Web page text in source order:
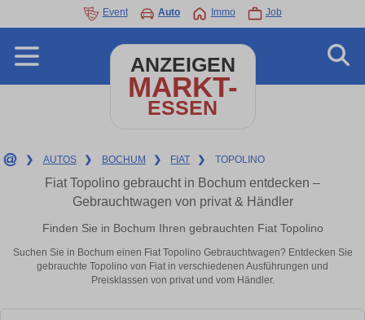
Event Auto Immo Job
ANZEIGEN
MARKT-
ESSEN
❯ AUTOS ❯ BOCHUM ❯ FIAT ❯ TOPOLINO
Fiat Topolino gebraucht in Bochum entdecken –
Gebrauchtwagen von privat & Händler
Finden Sie in Bochum Ihren gebrauchten Fiat Topolino
Suchen Sie in Bochum einen Fiat Topolino Gebrauchtwagen? Entdecken Sie
gebrauchte Topolino von Fiat in verschiedenen Ausführungen und
Preisklassen von privat und vom Händler.